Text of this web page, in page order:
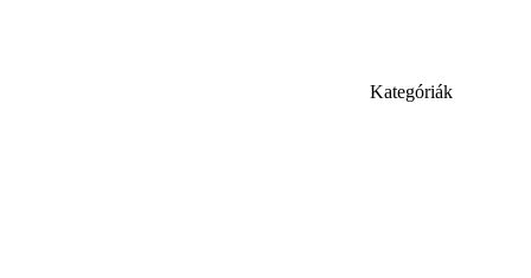
Kategóriák